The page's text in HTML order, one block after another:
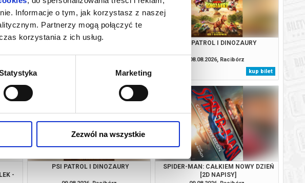
Informacje o tym, jak korzystasz z naszej
Partnerzy mogą połączyć te
korzystania z ich usług.
Marketing
Zezwól na wszystkie
bilet
VAIANA
kup bilet
PSI PATROL I DINOZAURY
08.08.2026, Racibórz
kup bilet
-
PSI PATROL I DINOZAURY
SPIDER-MAN: CAŁKIEM NOWY DZIEŃ
[2D NAPISY]